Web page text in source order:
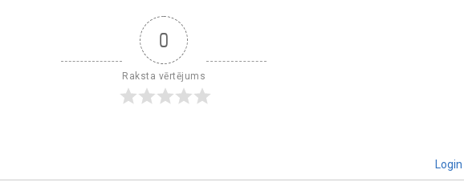
0
Raksta vērtējums
Login